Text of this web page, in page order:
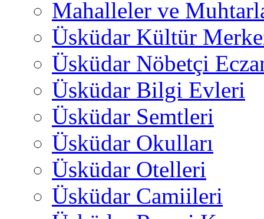
Mahalleler ve
Üsküdar Kültür
Üsküdar Nöbetçi
Üsküdar Bilgi Evleri
Üsküdar Semtleri
Üsküdar Okulları
Üsküdar Otelleri
Üsküdar Camiileri